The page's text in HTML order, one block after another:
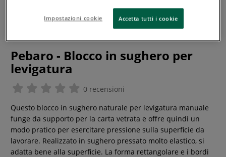
Pebaro - Blocco in sughero per
levigatura
0 recensioni
Questo blocco in sughero naturale per levigatura manuale
funge da supporto per la carta vetrata e offre quindi un
modo pratico per esercitare pressione sulla superficie da
lavorare. Realizzato in sughero pressato molto elastico, si
adatta bene alla superficie. La forma rettangolare e i bordi
Impostazioni cookie Accetta tutti i cookie